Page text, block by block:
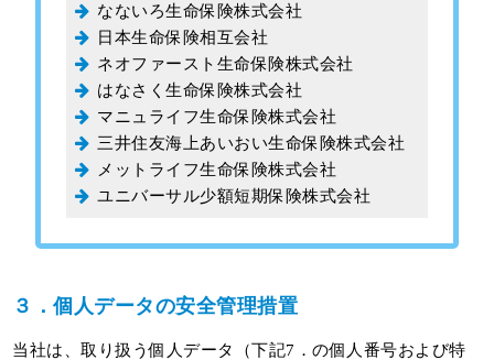
なないろ生命保険株式会社
日本生命保険相互会社
ネオファースト生命保険株式会社
はなさく生命保険株式会社
マニュライフ生命保険株式会社
三井住友海上あいおい生命保険株式会社
メットライフ生命保険株式会社
ユニバーサル少額短期保険株式会社
３．個人データの安全管理措置
当社は、取り扱う個人データ（下記7．の個人番号および特